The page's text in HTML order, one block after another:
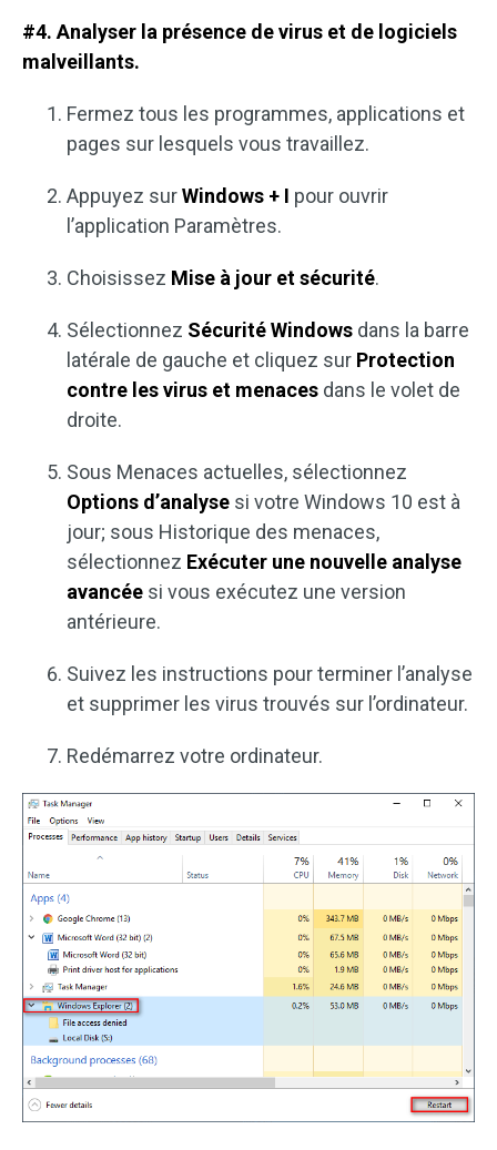
#4. Analyser la présence de virus et de logiciels
malveillants.
Fermez tous les programmes, applications et
pages sur lesquels vous travaillez.
Appuyez surWindows + I pour ouvrir
l’application Paramètres.
Choisissez Mise à jour et sécurité.
Sélectionnez Sécurité Windows dans la barre
latérale de gauche et cliquez sur Protection
contre les virus et menaces dans le volet de
droite.
Sous Menaces actuelles, sélectionnez
Options d’analyse si votre Windows 10 est à
jour; sous Historique des menaces,
sélectionnez Exécuter une nouvelle analyse
avancée si vous exécutez une version
antérieure.
Suivez les instructions pour terminer l’analyse
et supprimer les virus trouvés sur l’ordinateur.
Redémarrez votre ordinateur.